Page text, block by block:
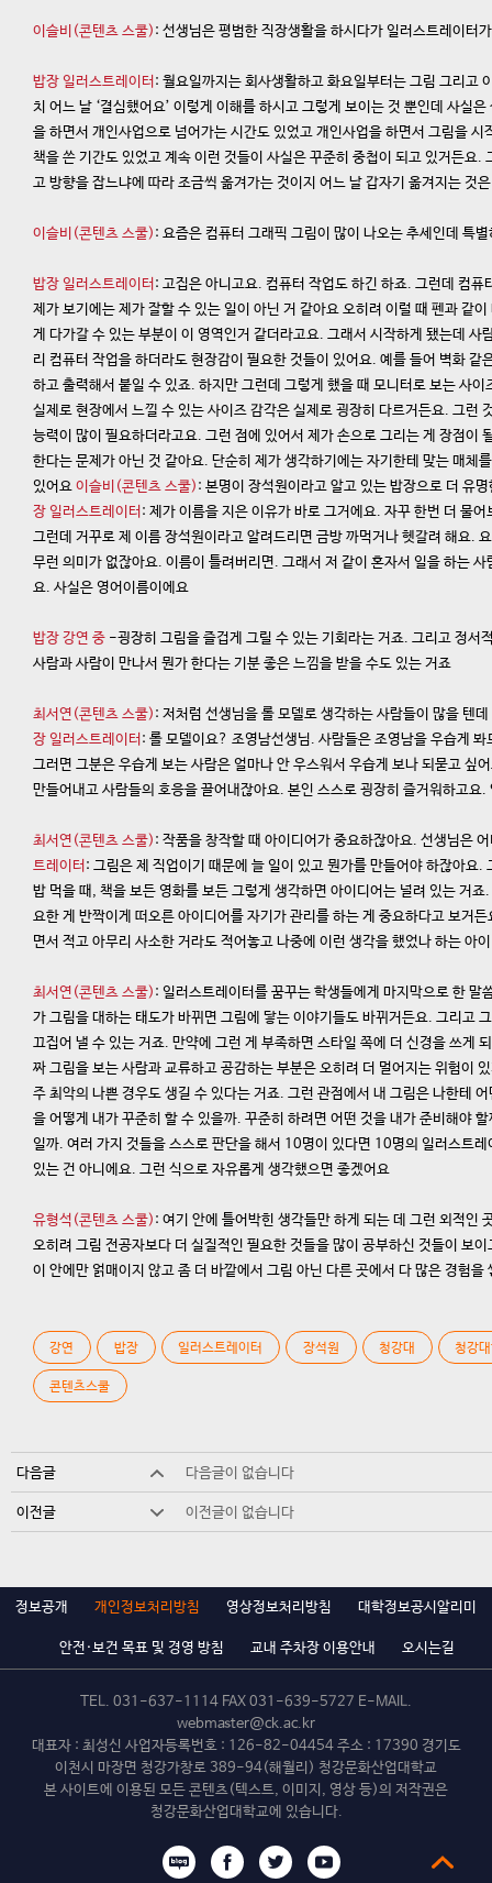
이슬비(콘텐츠 스쿨) : 선생님은 평범한 직장생활을 하시다가 일러스트레이터
밥장 일러스트레이터 : 월요일까지는 회사생활하고 화요일부터는 그림 그리고
치 어느 날 ‘결심했어요’ 이렇게 이해를 하시고 그렇게 보이는 것 뿐인데 사실
을 하면서 개인사업으로 넘어가는 시간도 있었고 개인사업을 하면서 그림을
책을 쓴 기간도 있었고 계속 이런 것들이 사실은 꾸준히 중첩이 되고 있거든요.
고 방향을 잡느냐에 따라 조금씩 옮겨가는 것이지 어느 날 갑자기 옮겨지는 것
이슬비(콘텐츠 스쿨) : 요즘은 컴퓨터 그래픽 그림이 많이 나오는 추세인데 특
밥장 일러스트레이터 : 고집은 아니고요. 컴퓨터 작업도 하긴 하죠. 그런데 컴
제가 보기에는 제가 잘할 수 있는 일이 아닌 거 같아요 오히려 이럴 때 펜과 같
게 다가갈 수 있는 부분이 이 영역인거 같더라고요. 그래서 시작하게 됐는데 사
리 컴퓨터 작업을 하더라도 현장감이 필요한 것들이 있어요. 예를 들어 벽화 같
하고 출력해서 붙일 수 있죠. 하지만 그런데 그렇게 했을 때 모니터로 보는 사
실제로 현장에서 느낄 수 있는 사이즈 감각은 실제로 굉장히 다르거든요. 그런
능력이 많이 필요하더라고요. 그런 점에 있어서 제가 손으로 그리는 게 장점이
한다는 문제가 아닌 것 같아요. 단순히 제가 생각하기에는 자기한테 맞는 매체
있어요 이슬비(콘텐츠 스쿨) : 본명이 장석원이라고 알고 있는 밥장으로 더 유
장 일러스트레이터 : 제가 이름을 지은 이유가 바로 그거에요. 자꾸 한번 더 물
그런데 거꾸로 제 이름 장석원이라고 알려드리면 금방 까먹거나 헷갈려 해요.
무런 의미가 없잖아요. 이름이 틀려버리면. 그래서 저 같이 혼자서 일을 하는
요. 사실은 영어이름이에요
밥장 강연 중 -굉장히 그림을 즐겁게 그릴 수 있는 기회라는 거죠. 그리고 정서
사람과 사람이 만나서 뭔가 한다는 기분 좋은 느낌을 받을 수도 있는 거죠
최서연(콘텐츠 스쿨) : 저처럼 선생님을 롤 모델로 생각하는 사람들이 많을 텐
장 일러스트레이터 : 롤 모델이요? 조영남선생님. 사람들은 조영남을 우습게
그러면 그분은 우습게 보는 사람은 얼마나 안 우스워서 우습게 보나 되묻고 싶
만들어내고 사람들의 호응을 끌어내잖아요. 본인 스스로 굉장히 즐거워하고요
최서연(콘텐츠 스쿨) : 작품을 창작할 때 아이디어가 중요하잖아요. 선생님은
트레이터 : 그림은 제 직업이기 때문에 늘 일이 있고 뭔가를 만들어야 하잖아요.
밥 먹을 때, 책을 보든 영화를 보든 그렇게 생각하면 아이디어는 널려 있는 거
요한 게 반짝이게 떠오른 아이디어를 자기가 관리를 하는 게 중요하다고 보거
면서 적고 아무리 사소한 거라도 적어놓고 나중에 이런 생각을 했었나 하는 아
최서연(콘텐츠 스쿨) : 일러스트레이터를 꿈꾸는 학생들에게 마지막으로 한 말
가 그림을 대하는 태도가 바뀌면 그림에 닿는 이야기들도 바뀌거든요. 그리고
끄집어 낼 수 있는 거죠. 만약에 그런 게 부족하면 스타일 쪽에 더 신경을 쓰게
짜 그림을 보는 사람과 교류하고 공감하는 부분은 오히려 더 멀어지는 위험이
주 최악의 나쁜 경우도 생길 수 있다는 거죠. 그런 관점에서 내 그림은 나한테
을 어떻게 내가 꾸준히 할 수 있을까. 꾸준히 하려면 어떤 것을 내가 준비해야
일까. 여러 가지 것들을 스스로 판단을 해서 10명이 있다면 10명의 일러스트
있는 건 아니에요. 그런 식으로 자유롭게 생각했으면 좋겠어요
유형석(콘텐츠 스쿨) : 여기 안에 틀어박힌 생각들만 하게 되는 데 그런 외적인
오히려 그림 전공자보다 더 실질적인 필요한 것들을 많이 공부하신 것들이 보
이 안에만 얽매이지 않고 좀 더 바깥에서 그림 아닌 다른 곳에서 다 많은 경험을
강연 밥장 일러스트레이터 장석원 청강대 청강
콘텐츠스쿨
다음글 다음글이 없습니다
이전글 이전글이 없습니다
정보공개 개인정보처리방침 영상정보처리방침 대학정보공시알리미
안전·보건 목표 및 경영 방침 교내 주차장 이용안내 오시는길
TEL. 031-637-1114 FAX 031-639-5727 E-MAIL.
webmaster@ck.ac.kr
대표자 : 최성신 사업자등록번호 : 126-82-04454 주소 : 17390 경기도
이천시 마장면 청강가창로 389-94(해월리) 청강문화산업대학교
본 사이트에 이용된 모든 콘텐츠(텍스트, 이미지, 영상 등)의 저작권은
청강문화산업대학교에 있습니다.